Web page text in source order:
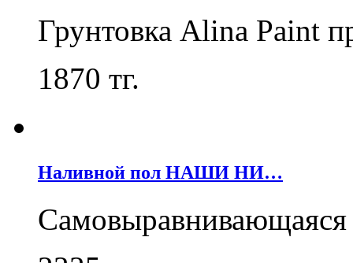
Грунтовка Alina Paint
1870 тг.
Наливной пол НАШИ НИ…